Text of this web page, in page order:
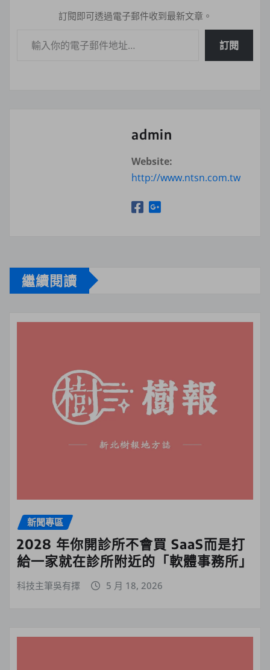
訂閱即可透過電子郵件收到最新文章。
訂閱
admin
Website:
http://www.ntsn.com.tw
繼續閱讀
新聞專區
2028 年你開診所不會買 SaaS而是打
給一家就在診所附近的「軟體事務所」
科技主筆吳有擇 5 月 18, 2026